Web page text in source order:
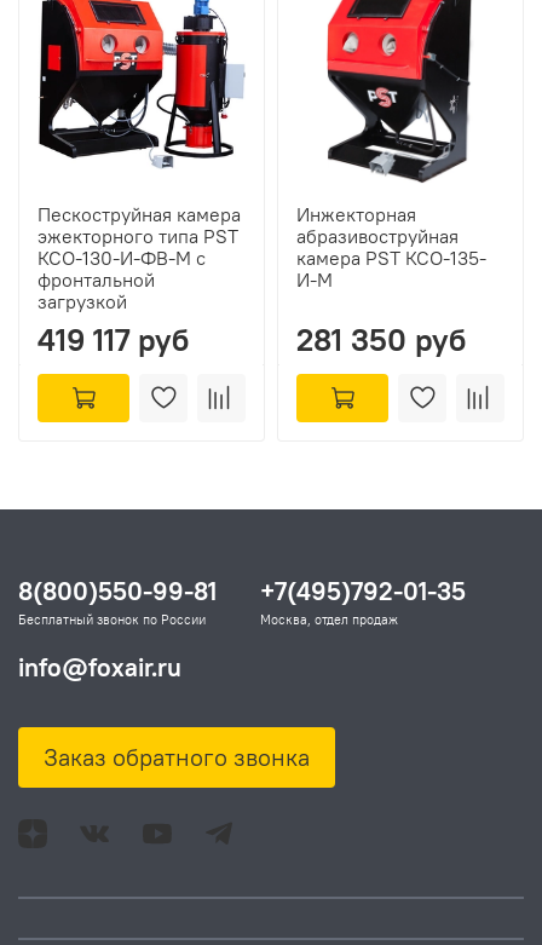
Пескоструйная камера
эжекторного типа PST
КСО-130-И-ФВ-М с
фронтальной
загрузкой
419 117 руб
Инжекторная
абразивоструйная
камера PST КСО-135-
И-M
281 350 руб
8(800)550-99-81
Бесплатный звонок по России
+7(495)792-01-35
Москва, отдел продаж
info@foxair.ru
Заказ обратного звонка